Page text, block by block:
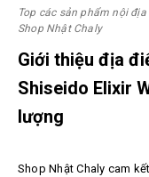
Top các sản phẩm nội
Shop Nhật Chaly
Giới thiệu địa
Shiseido Elixir
lượng
Shop Nhật Chaly cam